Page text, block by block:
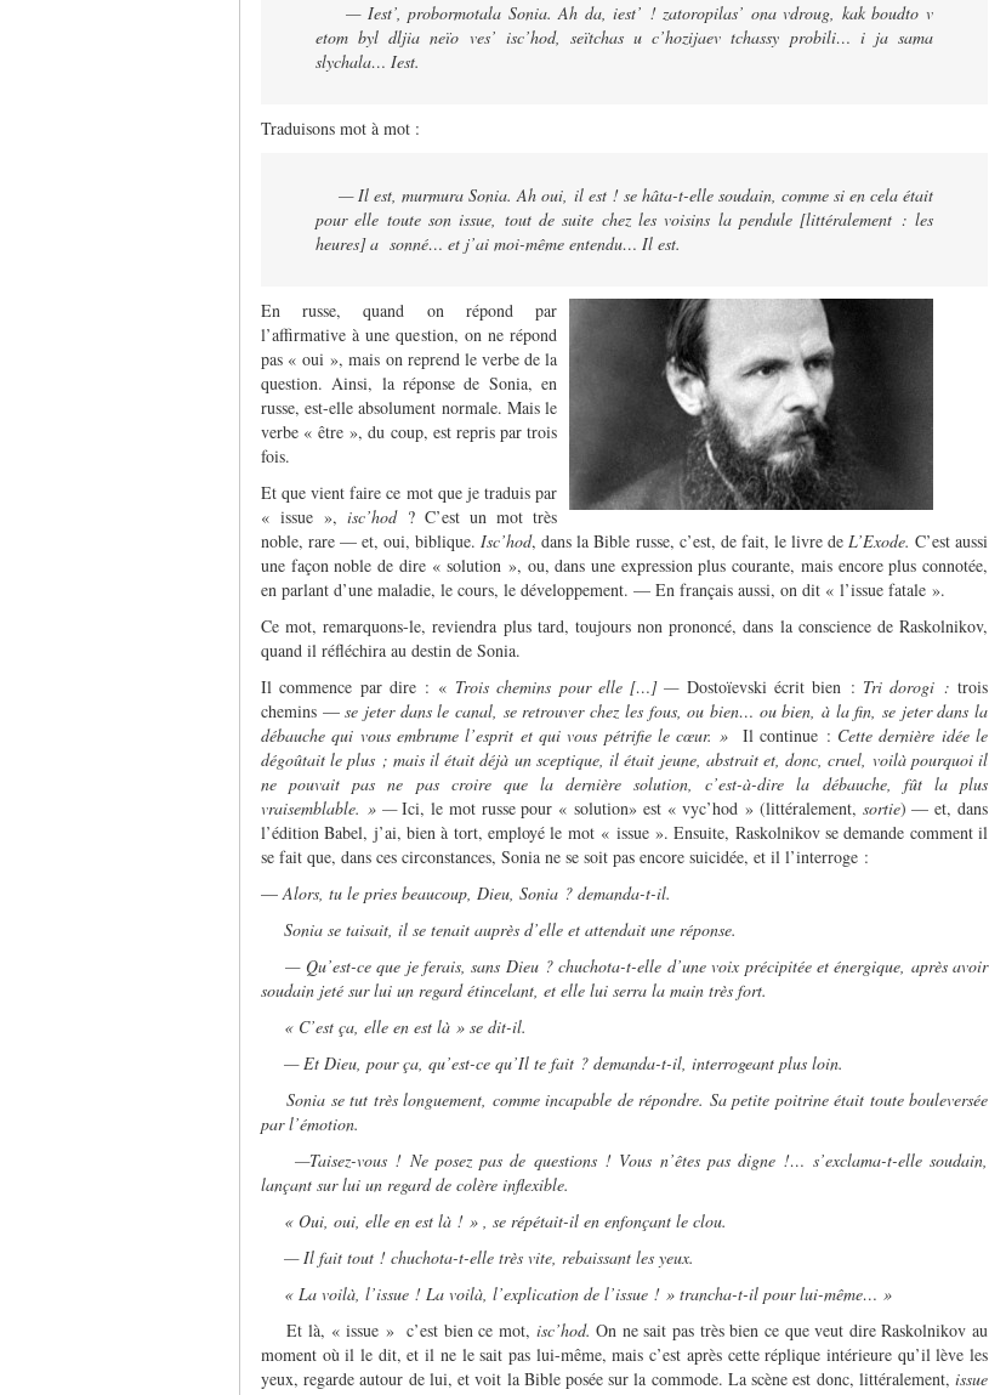
— Iest’, probormotala Sonia. Ah da, iest’ ! zatoropilas’ ona vdroug, kak boudto v
etom byl dljia neïo ves’ isc’hod, seïtchas u c’hozijaev tchassy probili… i ja sama
slychala… Iest.
Traduisons mot à mot :
—Il est, murmura Sonia. Ah oui, il est ! se hâta-t-elle soudain, comme si en cela était
pour elle toute son issue, tout de suite chez les voisins la pendule [littéralement : les
heures] a sonné… et j’ai moi-même entendu… Il est.
En russe, quand on répond par
l’affirmative à une question, on ne répond
pas « oui », mais on reprend le verbe de la
question. Ainsi, la réponse de Sonia, en
russe, est-elle absolument normale. Mais le
verbe « être », du coup, est repris par trois
fois.
Et que vient faire ce mot que je traduis par
« issue », isc’hod? C’est un mot très
noble, rare — et, oui, biblique.Isc’hod, dans la Bible russe, c’est, de fait, le livre de L’Exode. C’est aussi
une façon noble de dire « solution », ou, dans une expression plus courante, mais encore plus connotée,
en parlant d’une maladie, le cours, le développement. — En français aussi, on dit « l’issue fatale ».
Ce mot, remarquons-le, reviendra plus tard, toujours non prononcé, dans la conscience de Raskolnikov,
quand il réfléchira au destin de Sonia.
Il commence par dire : « Trois chemins pour elle […] ­— Dostoïevski écrit bien : Tri dorogi :trois
chemins —se jeter dans le canal, se retrouver chez les fous, ou bien… ou bien, à la fin, se jeter dans la
débauche qui vous embrume l’esprit et qui vous pétrifie le cœur. »
Il continue : Cette dernière idée le
dégoûtait le plus ; mais il était déjà un sceptique, il était jeune, abstrait et, donc, cruel, voilà pourquoi il
ne pouvait pas ne pas croire que la dernière solution, c’est-à-dire la débauche, fût la plus
vraisemblable. » —Ici, le mot russe pour « solution» est « vyc’hod » (littéralement, sortie) — et, dans
l’édition Babel, j’ai, bien à tort, employé le mot « issue ». Ensuite, Raskolnikov se demande comment il
se fait que, dans ces circonstances, Sonia ne se soit pas encore suicidée, et il l’interroge :
—Alors, tu le pries beaucoup, Dieu, Sonia ? demanda-t-il.
Sonia se taisait, il se tenait auprès d’elle et attendait une réponse.
— Qu’est-ce que je ferais, sans Dieu ? chuchota-t-elle d’une voix précipitée et énergique, après avoir
soudain jeté sur lui un regard étincelant, et elle lui serra la main très fort.
« C’est ça, elle en est là » se dit-il.
— Et Dieu, pour ça, qu’est-ce qu’Il te fait ? demanda-t-il, interrogeant plus loin.
Sonia se tut très longuement, comme incapable de répondre. Sa petite poitrine était toute bouleversée
par l’émotion.
—Taisez-vous ! Ne posez pas de questions ! Vous n’êtes pas digne !… s’exclama-t-elle soudain,
lançant sur lui un regard de colère inflexible.
« Oui, oui, elle en est là ! » , se répétait-il en enfonçant le clou.
— Il fait tout ! chuchota-t-elle très vite, rebaissant les yeux.
« La voilà, l’issue ! La voilà, l’explication de l’issue ! » trancha-t-il pour lui-même… »
Et là, « issue » c’est bien ce mot, isc’hod. On ne sait pas très bien ce que veut dire Raskolnikov au
moment où il le dit, et il ne le sait pas lui-même, mais c’est après cette réplique intérieure qu’il lève les
yeux, regarde autour de lui, et voit la Bible posée sur la commode. La scène est donc, littéralement, issue